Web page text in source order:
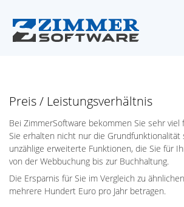
Preis / Leistungsverhältnis
Bei ZimmerSoftware bekommen Sie sehr viel
Sie erhalten nicht nur die Grundfunktionalität
unzählige erweiterte Funktionen, die Sie für
von der Webbuchung bis zur Buchhaltung.
Die Ersparnis für Sie im Vergleich zu
mehrere Hundert Euro pro Jahr betragen.